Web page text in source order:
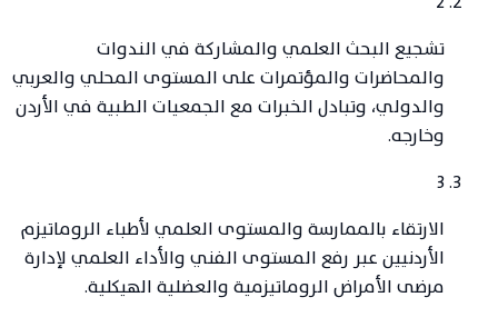
تشجيع البحث العلمي والمشاركة في الندوات
والمحاضرات والمؤتمرات على المستوى المحلي والعربي
والدولي، وتبادل الخبرات مع الجمعيات الطبية في الأردن
وخارجه.
3
الارتقاء بالممارسة والمستوى العلمي لأطباء الروماتيزم
الأردنيين عبر رفع المستوى الفني والأداء العلمي لإدارة
مرضى الأمراض الروماتيزمية والعضلية الهيكلية.